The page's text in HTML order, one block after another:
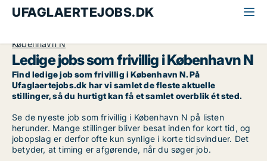
UFAGLAERTEJOBS.DK
København N
Ledige jobs som frivillig i København N
Find ledige job som frivillig i København N. På
Ufaglaertejobs.dk har vi samlet de fleste aktuelle
stillinger, så du hurtigt kan få et samlet overblik ét sted.
Se de nyeste job som frivillig i København N på listen
herunder. Mange stillinger bliver besat inden for kort tid, og
jobopslag er derfor ofte kun synlige i korte tidsvinduer. Det
betyder, at timing er afgørende, når du søger job.